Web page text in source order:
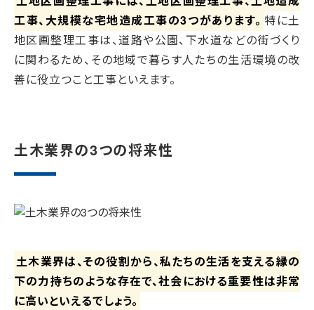
工事、大規模な宅地造成工事の3つがあります。 特に土
地区画整理工事は、道路や公園、下水道などの街づくり
に関わるため、その地域で暮らす人たちの生活環境の改
善に役立つこと工事といえます。
土木業界の3つの将来性
土木業界は、その役割から、私たちの生活を支える縁の
下の力持ちのような存在で、社会における重要性は非常
に高いといえるでしょう。